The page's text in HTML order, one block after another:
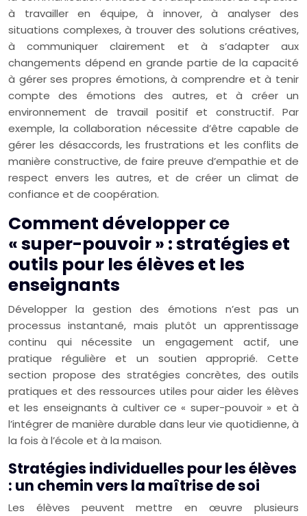
à travailler en équipe, à innover, à analyser des
situations complexes, à trouver des solutions créatives,
à communiquer clairement et à s’adapter aux
changements dépend en grande partie de la capacité
à gérer ses propres émotions, à comprendre et à tenir
compte des émotions des autres, et à créer un
environnement de travail positif et constructif. Par
exemple, la collaboration nécessite d’être capable de
gérer les désaccords, les frustrations et les conflits de
manière constructive, de faire preuve d’empathie et de
respect envers les autres, et de créer un climat de
confiance et de coopération.
Comment développer ce
« super-pouvoir » : stratégies et
outils pour les élèves et les
enseignants
Développer la gestion des émotions n’est pas un
processus instantané, mais plutôt un apprentissage
continu qui nécessite un engagement actif, une
pratique régulière et un soutien approprié. Cette
section propose des stratégies concrètes, des outils
pratiques et des ressources utiles pour aider les élèves
et les enseignants à cultiver ce « super-pouvoir » et à
l’intégrer de manière durable dans leur vie quotidienne, à
la fois à l’école et à la maison.
Stratégies individuelles pour les élèves
: un chemin vers la maîtrise de soi
Les élèves peuvent mettre en œuvre plusieurs